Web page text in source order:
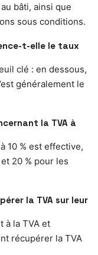
bâti, ainsi que
sous conditions.
t-elle le taux
clé : en dessous,
généralement le
la TVA à
10 % est effective,
20 % pour les
la TVA sur leur
à la TVA et
récupérer la TVA